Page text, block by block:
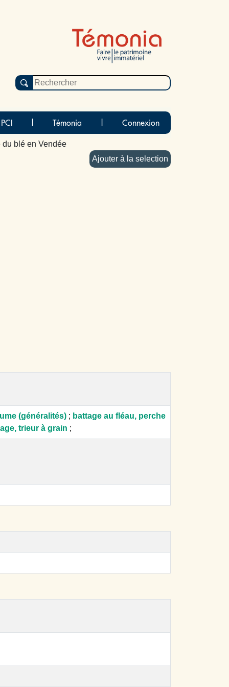
Témonia Connexion
du blé en Vendée
Ajouter à la selection
(généralités) ; battage au fléau, perche
trieur à grain ;